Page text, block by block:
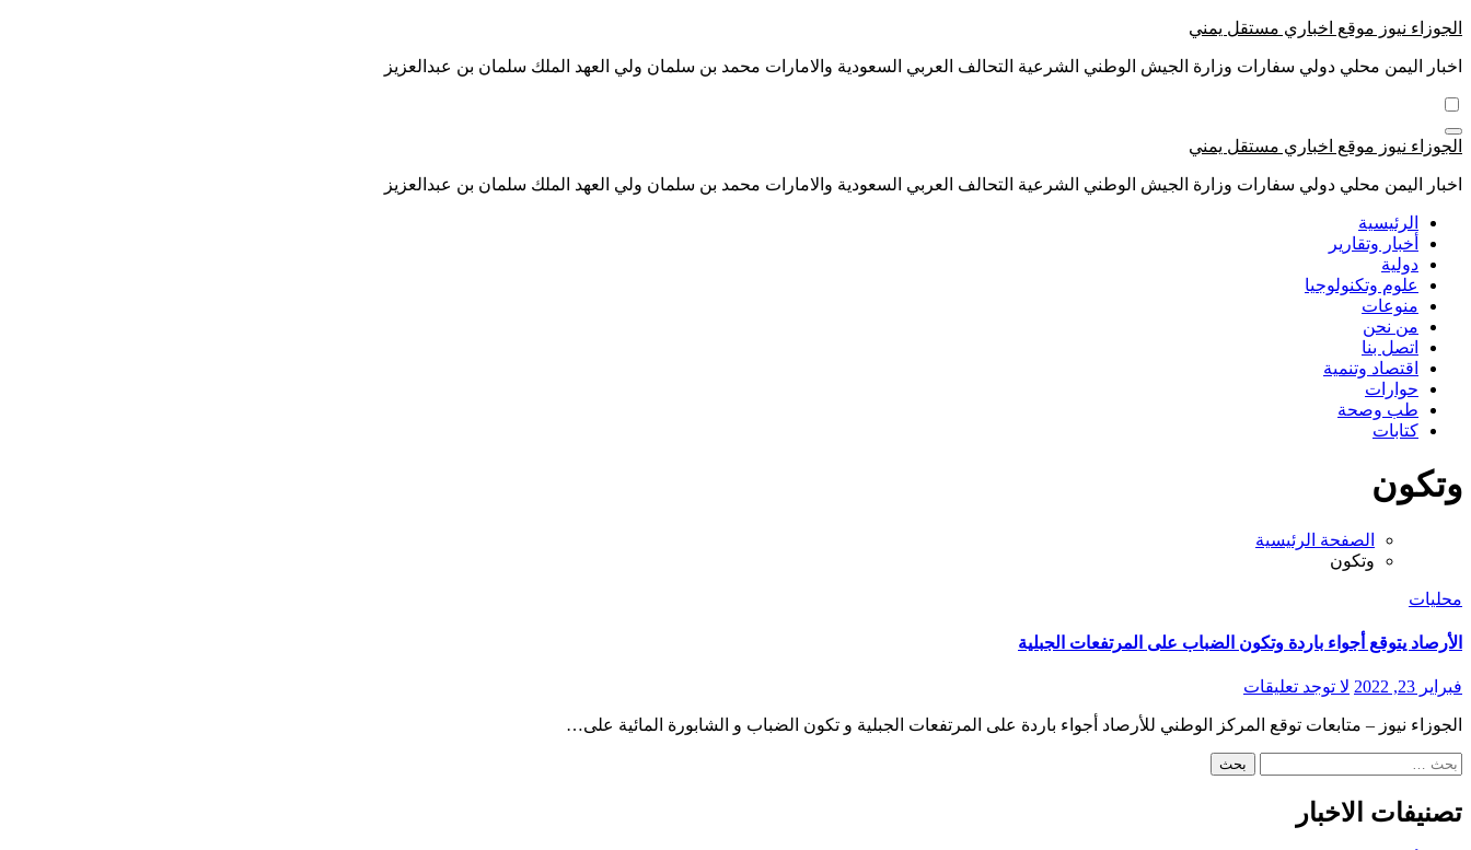
التجاوز
المحتوى
الجوزاء نيوز موقع اخباري مستقل يمني
اخبار اليمن محلي دولي سفارات وزارة الجيش الوطني الشرعية التحالف العربي السعودية والامارات محمد بن سلمان ولي العهد الملك سلمان بن عبدالعزيز
الجوزاء نيوز موقع اخباري مستقل يمني
اخبار اليمن محلي دولي سفارات وزارة الجيش الوطني الشرعية التحالف العربي السعودية والامارات محمد بن سلمان ولي العهد الملك سلمان بن عبدالعزيز
الرئيسية
أخبار وتقارير
دولية
علوم وتكنولوجيا
منوعات
من نحن
اتصل بنا
اقتصاد وتنمية
حوارات
طب وصحة
كتابات
وتكون
الصفحة الرئيسية
وتكون
محليات
الأرصاد يتوقع أجواء باردة وتكون الضباب على المرتفعات الجبلية
فبراير 23, 2022 لا توجد تعليقات
الجوزاء نيوز – متابعات توقع المركز الوطني للأرصاد أجواء باردة على المرتفعات الجبلية و تكون الضباب و الشابورة المائية على…
البحث
تصنيفات الاخبار